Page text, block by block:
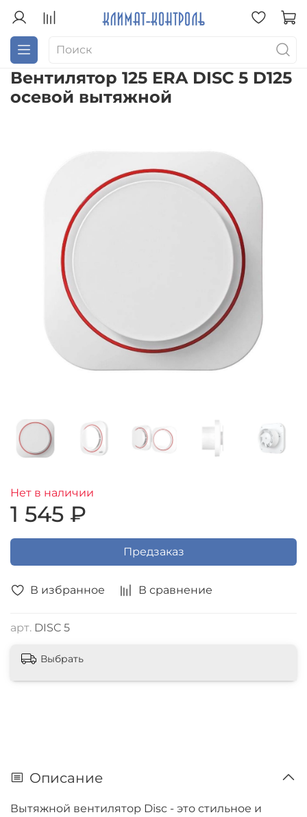
Вентилятор 125 ERA DISC 5 D125
осевой вытяжной
В избранное В сравнение
арт. DISC 5
Нет в наличии
1 545 ₽
Предзаказ
Выбрать
Описание
Вытяжной вентилятор Disc - это стильное и